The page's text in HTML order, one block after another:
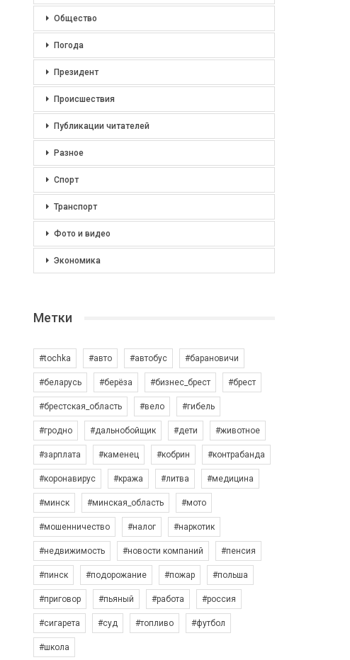
Общество
Погода
Президент
Происшествия
Публикации читателей
Разное
Спорт
Транспорт
Фото и видео
Экономика
Метки
#tochka #авто #автобус #барановичи
#беларусь #берёза #бизнес_брест #брест
#брестская_область #вело #гибель
#гродно #дальнобойщик #дети #животное
#зарплата #каменец #кобрин #контрабанда
#коронавирус #кража #литва #медицина
#минск #минская_область #мото
#мошенничество #налог #наркотик
#недвижимость #новости компаний #пенсия
#пинск #подорожание #пожар #польша
#приговор #пьяный #работа #россия
#сигарета #суд #топливо #футбол
#школа